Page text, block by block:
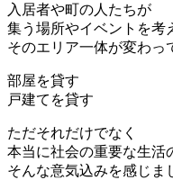
入居者や町の人たちが
集う場所やイベントを考
そのエリア一体が変わっ
部屋を貸す
戸建てを貸す
ただそれだけでなく
本当に社会の重要な生活
そんな意気込みを感じま